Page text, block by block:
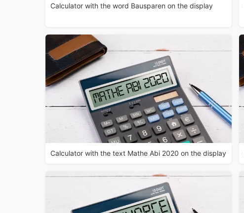
Calculator with the word Bausparen on the display
Calculator with the text Mathe Abi 2020 on the display